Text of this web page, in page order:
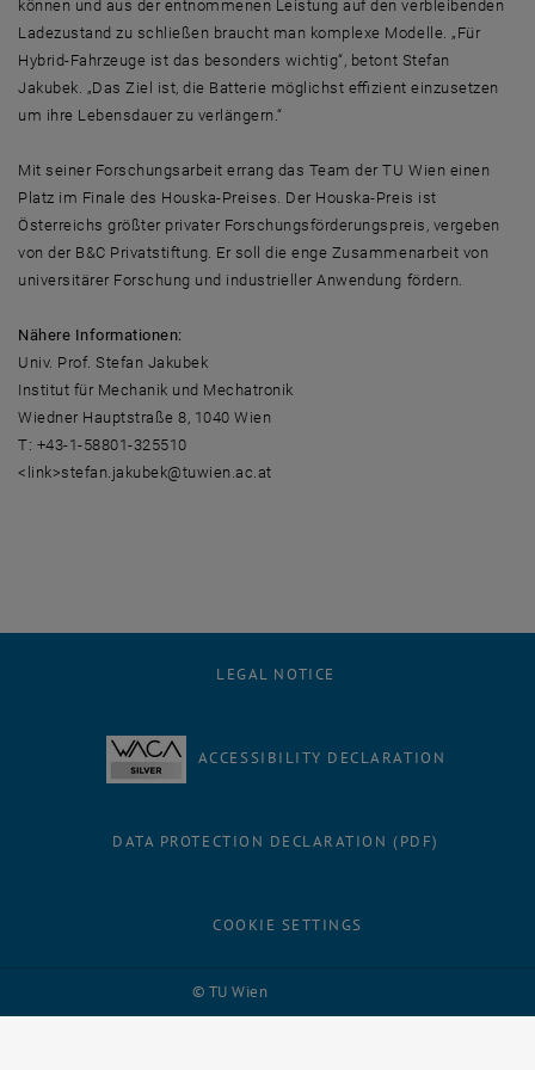
können und aus der entnommenen Leistung auf den verbleibenden
Ladezustand zu schließen braucht man komplexe Modelle. „Für
Hybrid-Fahrzeuge ist das besonders wichtig“, betont Stefan
Jakubek. „Das Ziel ist, die Batterie möglichst effizient einzusetzen
um ihre Lebensdauer zu verlängern.“
Mit seiner Forschungsarbeit errang das Team der TU Wien einen
Platz im Finale des Houska-Preises. Der Houska-Preis ist
Österreichs größter privater Forschungsförderungspreis, vergeben
von der B&C Privatstiftung. Er soll die enge Zusammenarbeit von
universitärer Forschung und industrieller Anwendung fördern.
Nähere Informationen:
Univ. Prof. Stefan Jakubek
Institut für Mechanik und Mechatronik
Wiedner Hauptstraße 8, 1040 Wien
T: +43-1-58801-325510
<link>stefan.jakubek@tuwien.ac.at
© TU Wien
LEGAL NOTICE
ACCESSIBILITY DECLARATION
DATA PROTECTION DECLARATION (PDF)
COOKIE SETTINGS